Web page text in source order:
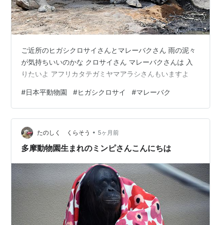
ご近所のヒガシクロサイさんとマレーバクさん 雨の泥々
が気持ちいいのかな クロサイさん マレーバクさんは 入
りたいよ アフリカタテガミヤマアラシさんもいますよ
#日本平動物園 #ヒガシクロサイ #マレーバク
たのしく くらそう • 5ヶ月前
多摩動物園生まれのミンピさんこんにちは